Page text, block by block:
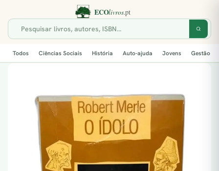
Todos Ciências Sociais História Auto-ajuda Jovens Gestão